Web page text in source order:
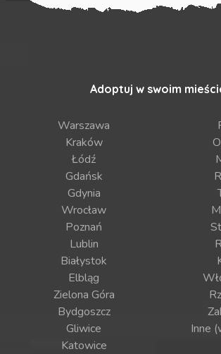
Adoptuj w swoim
Warszawa
Kraków
Łódź
Gdańsk
Gdynia
Wrocław
Poznań
Lublin
Białystok
Elbląg
Zielona Góra
Bydgoszcz
Gliwice
Katowice
Inne